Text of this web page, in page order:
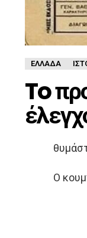
ΕΛΛΆΔΑ
To
Ο